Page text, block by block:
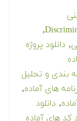
,
, دانلود پروژه
بندی و تحلیل
های آماده,
, دانلود
کد های آماده